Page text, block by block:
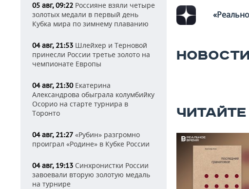
05 авг, 09:22 Россияне взяли четыре
золотых медали в первый день
Кубка мира по зимнему плаванию
04 авг, 21:53 Шлейхер и Терновой
принесли России третье золото на
чемпионате Европы
04 авг, 21:30Екатерина
Александрова обыграла колумбийку
Осорио на старте турнира в
Торонто
04 авг, 21:27 «Рубин» разгромно
проиграл «Родине» в Кубке России
04 авг, 19:13 Синхронистки России
завоевали вторую золотую медаль
на турнире